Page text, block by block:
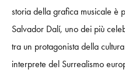
storia della grafica musicale è
Salvador Dalí, uno dei più
tra un protagonista della
interprete del Surrealismo